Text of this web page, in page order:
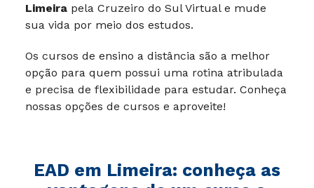
Limeira pela Cruzeiro do Sul Virtual e mude
sua vida por meio dos estudos.
Os cursos de ensino a distância são a melhor
opção para quem possui uma rotina atribulada
e precisa de flexibilidade para estudar. Conheça
nossas opções de cursos e aproveite!
EAD em Limeira: conheça as